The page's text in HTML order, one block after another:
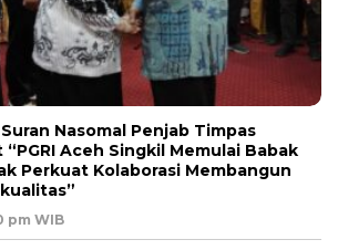
Nasomal Penjab Timpas
Aceh Singkil Memulai Babak
Perkuat Kolaborasi Membangun
pm WIB